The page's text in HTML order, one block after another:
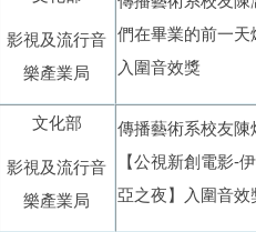
影視及流行音
樂產業局
們在畢業的前一天
入圍音效獎
文化部
影視及流行音
樂產業局
傳播藝術系校友陳
【公視新創電影-
亞之夜】入圍音效